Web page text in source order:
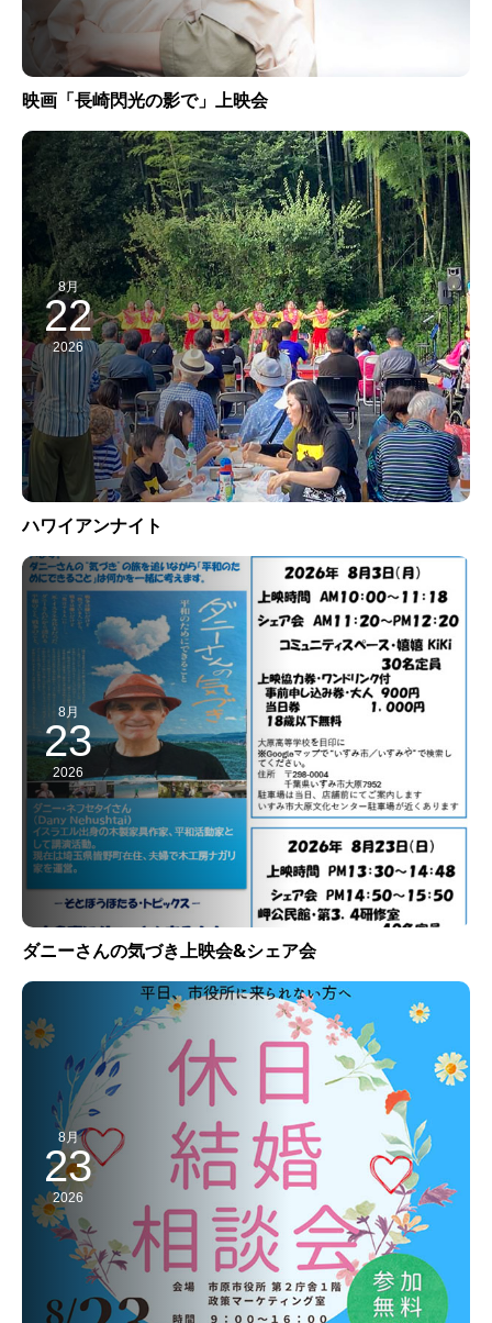
映画「長崎閃光の影で」上映会
8月
22
2026
ハワイアンナイト
8月
23
2026
ダニーさんの気づき上映会&シェア会
8月
23
2026